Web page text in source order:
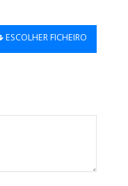
ESCOLHER FICHEIRO